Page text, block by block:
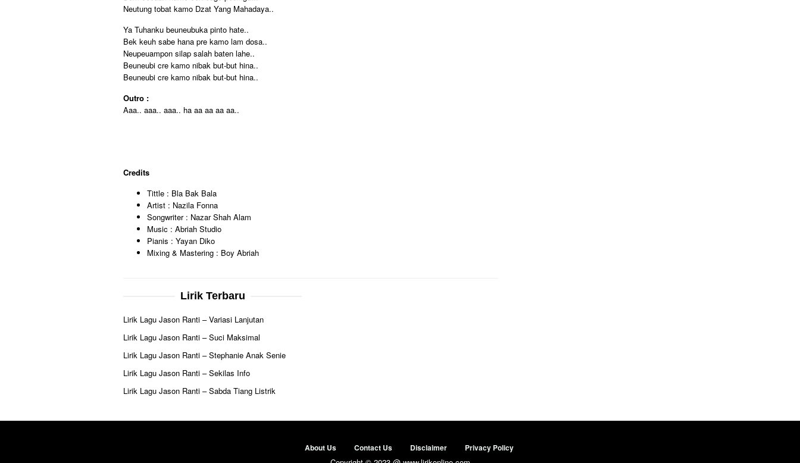
Neutung tobat kamo Dzat Yang Mahadaya..
Ya Tuhanku beuneubuka pinto hate..
Bek keuh sabe hana pre kamo lam dosa..
Neupeuampon silap salah baten lahe..
Beuneubi cre kamo nibak but-but hina..
Beuneubi cre kamo nibak but-but hina..
Outro :
Aaa.. aaa.. aaa.. ha aa aa aa aa..
Credits
Tittle : Bla Bak Bala
Artist : Nazila Fonna
Songwriter : Nazar Shah Alam
Music : Abriah Studio
Pianis : Yayan Diko
Mixing & Mastering : Boy Abriah
Lirik Terbaru
Lirik Lagu Jason Ranti – Variasi Lanjutan
Lirik Lagu Jason Ranti – Suci Maksimal
Lirik Lagu Jason Ranti – Stephanie Anak Senie
Lirik Lagu Jason Ranti – Sekilas Info
Lirik Lagu Jason Ranti – Sabda Tiang Listrik
About Us Contact Us Disclaimer Privacy Policy